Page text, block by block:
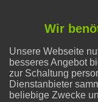
Liebe
Wir
Unsere Webseite
besseres Angebot
zur Schaltung
Dienstanbieter
beliebige Zwecke